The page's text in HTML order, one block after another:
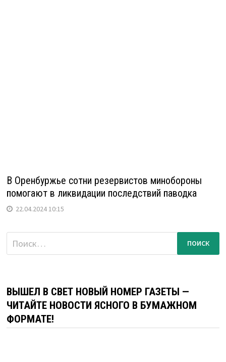
В Оренбуржье сотни резервистов минобороны
помогают в ликвидации последствий паводка
22.04.2024 10:15
Найти:
ВЫШЕЛ В СВЕТ НОВЫЙ НОМЕР ГАЗЕТЫ —
ЧИТАЙТЕ НОВОСТИ ЯСНОГО В БУМАЖНОМ
ФОРМАТЕ!